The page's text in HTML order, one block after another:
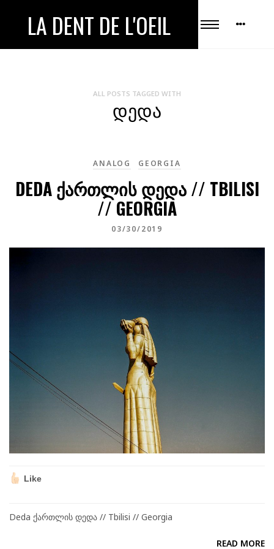
LA DENT DE L'OEIL
ALL POSTS TAGGED WITH
ᲓᲔᲓᲐ
ANALOG GEORGIA
DEDA ᲥᲐᲠᲗᲚᲘᲡ ᲓᲔᲓᲐ // TBILISI
// GEORGIA
03/30/2019
Like
Deda ქართლის დედა // Tbilisi // Georgia
READ MORE